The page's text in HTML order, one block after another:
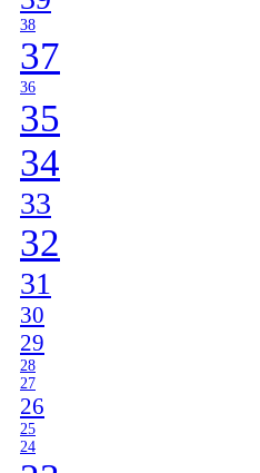
38
37
36
35
34
33
32
31
30
29
28
27
26
25
24